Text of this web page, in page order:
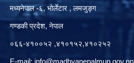
मध्यनेपाल -६, भोर्लेटार , लमजुङ्ग
गण्डकी प्रदेश, नेपाल
०६६-४१००५२ ,४१०१५२,४१०२५२
E-mail: info@madhyanepalmun.gov.np